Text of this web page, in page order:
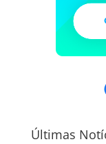
Últimas